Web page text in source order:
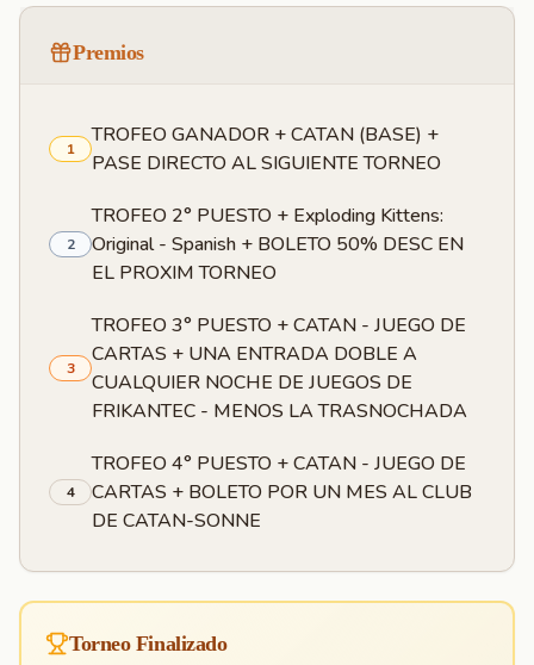
Premios
1
TROFEO GANADOR + CATAN (BASE) +
PASE DIRECTO AL SIGUIENTE TORNEO
2
TROFEO 2° PUESTO + Exploding Kittens:
Original - Spanish + BOLETO 50% DESC EN
EL PROXIM TORNEO
3
TROFEO 3° PUESTO + CATAN - JUEGO DE
CARTAS + UNA ENTRADA DOBLE A
CUALQUIER NOCHE DE JUEGOS DE
FRIKANTEC - MENOS LA TRASNOCHADA
4
TROFEO 4° PUESTO + CATAN - JUEGO DE
CARTAS + BOLETO POR UN MES AL CLUB
DE CATAN-SONNE
Torneo Finalizado